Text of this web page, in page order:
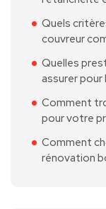
Quels
couvreur
Quelles
assurer
Comment
pour votre
Comment
rénovation